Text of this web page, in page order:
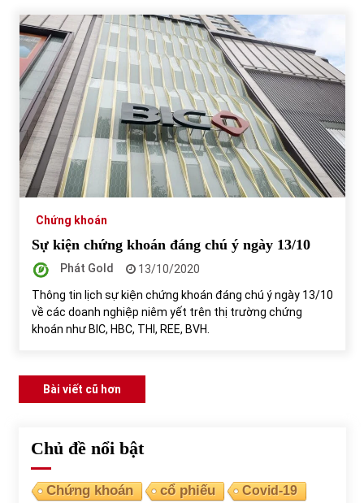
Chứng khoán
Sự kiện chứng khoán đáng chú ý ngày 13/10
Phát Gold
13/10/2020
Thông tin lịch sự kiện chứng khoán đáng chú ý ngày 13/10
về các doanh nghiệp niêm yết trên thị trường chứng
khoán như BIC, HBC, THI, REE, BVH.
ĐiềuBài viết cũ hơn
Chủ đề nổi bật
Chứng khoán cổ phiếu
Covid-19